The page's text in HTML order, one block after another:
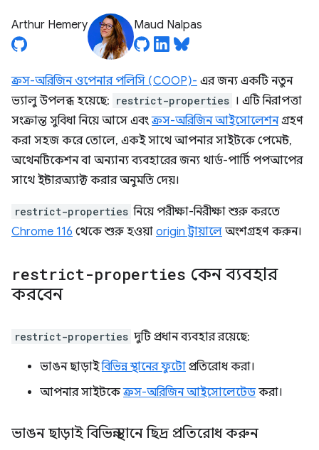
Arthur Hemery Maud Nalpas
ক্রস-অরিজিন ওপেনার পলিসি (COOP)- এর জন্য একটি নতুন
ভ্যালু উপলব্ধ হয়েছে: restrict-properties । এটি নিরাপত্তা
সংক্রান্ত সুবিধা নিয়ে আসে এবংক্রস-অরিজিন আইসোলেশনগ্রহণ
করা সহজ করে তোলে, একই সাথে আপনার সাইটকে পেমেন্ট,
অথেনটিকেশন বা অন্যান্য ব্যবহারের জন্য থার্ড-পার্টি পপআপের
সাথে ইন্টারঅ্যাক্ট করার অনুমতি দেয়।
restrict-properties নিয়ে পরীক্ষা-নিরীক্ষা শুরু করতে
Chrome 116 থেকে শুরু হওয়া origin ট্রায়ালে অংশগ্রহণ করুন।
restrict-properties কেন ব্যবহার
করবেন
restrict-properties দুটি প্রধান ব্যবহার রয়েছে:
ভাঙন ছাড়াইবিভিন্ন স্থানের ফুটো প্রতিরোধ করা।
আপনার সাইটকেক্রস-অরিজিন আইসোলেটেডকরা।
ভাঙন ছাড়াই বিভিন্ন স্থানে ছিদ্র প্রতিরোধ করুন